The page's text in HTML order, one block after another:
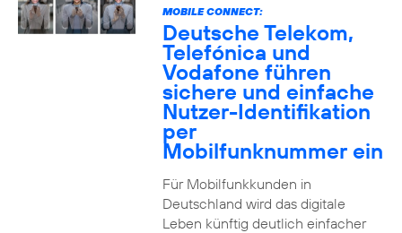
MOBILE CONNECT:
Deutsche Telekom,
Telefónica und
Vodafone führen
sichere und einfache
Nutzer-Identifikation
per
Mobilfunknummer ein
Für Mobilfunkkunden in
Deutschland wird das digitale
Leben künftig deutlich einfacher